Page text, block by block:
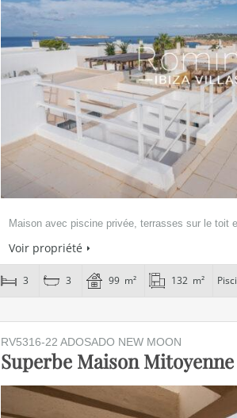
Maison avec piscine privée, terrasses sur le toit
Voir propriété
3 3 99 m² 132 m²
RV5316-22 ADOSADO NEW MOON
Superbe Maison